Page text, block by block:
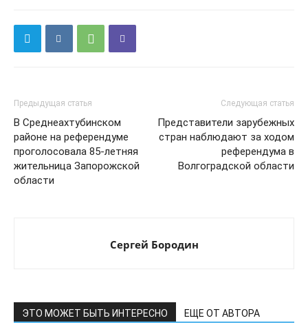
Предыдущая статья
В Среднеахтубинском
районе на референдуме
проголосовала 85-летняя
жительница Запорожской
области
Следующая статья
Представители зарубежных
стран наблюдают за ходом
референдума в
Волгоградской области
Сергей Бородин
ЭТО МОЖЕТ БЫТЬ ИНТЕРЕСНО ЕЩЕ ОТ АВТОРА